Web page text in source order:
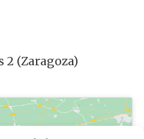
2 (Zaragoza)